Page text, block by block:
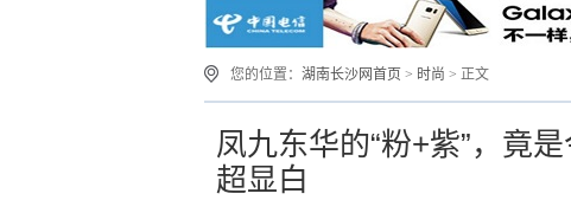
您的位置： 湖南长沙网首页 > 时尚 > 正文
凤九东华的“粉+紫”，竟
超显白